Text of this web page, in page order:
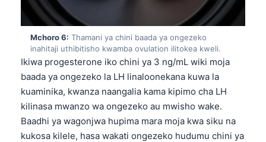
Mchoro 6: Thamani ya chini baada ya ongezeko
inahitaji uthibitisho kwamba ovulation ilitokea kweli.
Ikiwa progesterone iko chini ya 3 ng/mL wiki moja
baada ya ongezeko la LH linaloonekana kuwa la
kuaminika, kwanza naangalia kama kipimo cha LH
kilinasa mwanzo wa ongezeko au mwisho wake.
Baadhi ya wagonjwa hupima mara moja kwa siku na
kukosa kilele, hasa wakati ongezeko hudumu chini ya
Català
Қазақ тілі
Suomi
Hrvatski
Slovenčina
پښتو